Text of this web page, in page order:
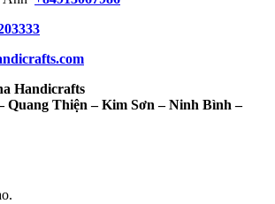
Handicrafts
Quang Thiện – Kim Sơn – Ninh Bình –